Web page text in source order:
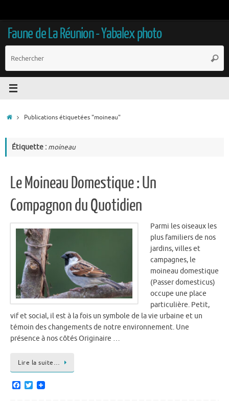
contenu
Faune de La Réunion - Yabalex photo
:
AccueilPublications étiquetées "moineau"
Étiquette : moineau
Le Moineau Domestique : Un
Compagnon du Quotidien
Parmi les oiseaux les
plus familiers de nos
jardins, villes et
campagnes, le
moineau domestique
(Passer domesticus)
occupe une place
particulière. Petit,
vif et social, il est à la fois un symbole de la vie urbaine et un
témoin des changements de notre environnement. Une
présence à nos côtés Originaire …
Lire la suite…
F
T